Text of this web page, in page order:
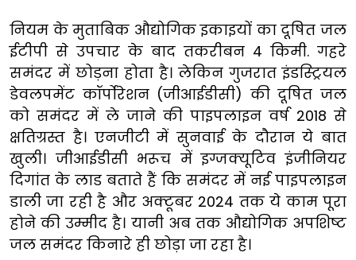
नियम के मुताबिक औद्योगिक इकाइयों का दूषित जल
ईटीपी से उपचार के बाद तकरीबन 4 किमी. गहरे
समंदर में छोड़ना होता है। लेकिन गुजरात इंडस्ट्रियल
डेवलपमेंट कॉर्पोरेशन (जीआईडीसी) की दूषित जल
को समंदर में ले जाने की पाइपलाइन वर्ष 2018 से
क्षतिग्रस्त है। एनजीटी में सुनवाई के दौरान ये बात
खुली। जीआईडीसी भरूच में इग्जक्यूटिव इंजीनियर
दिगांत के लाड बताते हैं कि समंदर में नई पाइपलाइन
डाली जा रही है और अक्टूबर 2024 तक ये काम पूरा
होने की उम्मीद है। यानी अब तक औद्योगिक अपशिष्ट
जल समंदर किनारे ही छोड़ा जा रहा है।